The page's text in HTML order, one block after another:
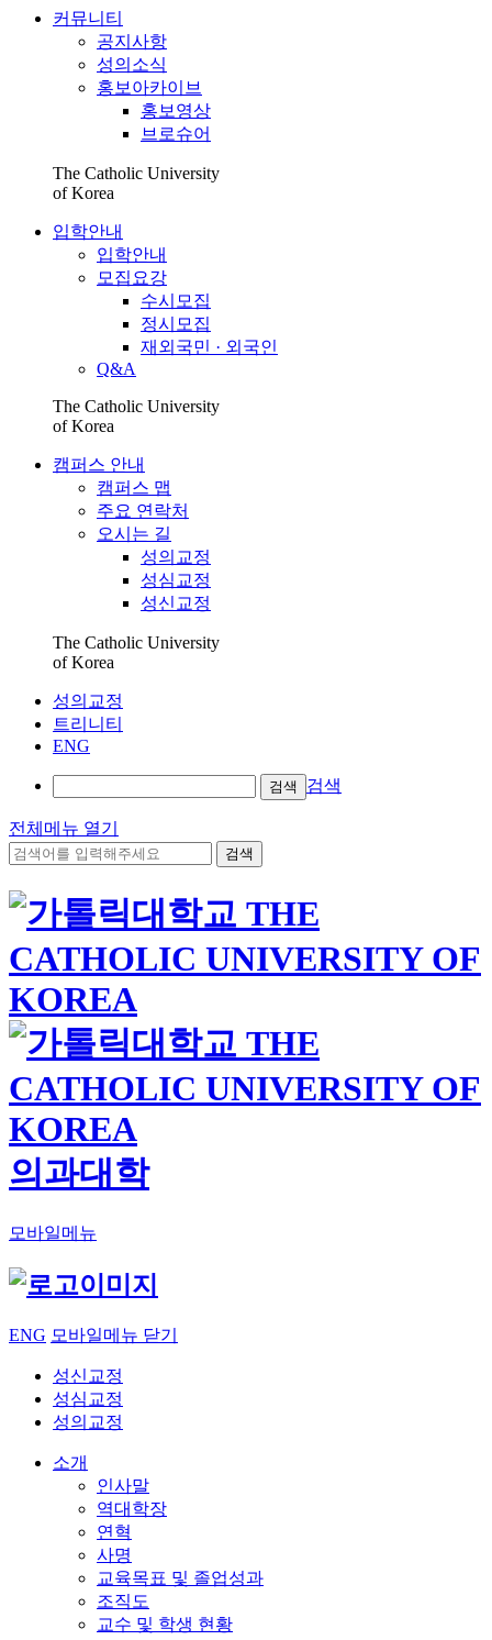
커뮤니티
공지사항
성의소식
홍보아카이브
홍보영상
브로슈어
The Catholic University
of Korea
입학안내
입학안내
모집요강
수시모집
정시모집
재외국민 · 외국인
Q&A
The Catholic University
of Korea
캠퍼스 안내
캠퍼스 맵
주요 연락처
오시는 길
성의교정
성심교정
성신교정
The Catholic University
of Korea
성의교정
트리니티
ENG
검색 검색
전체메뉴 열기
검색
의과대학
모바일메뉴
ENG 모바일메뉴 닫기
성신교정
성심교정
성의교정
소개
인사말
역대학장
연혁
사명
교육목표 및 졸업성과
조직도
교수 및 학생 현황